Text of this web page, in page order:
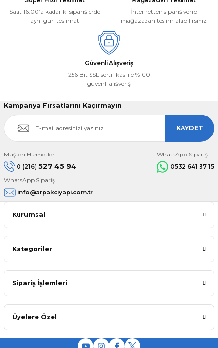
Saat 16:00’a kadar ki siparişlerde
aynı gün teslimat
İnternetten sipariş verip
mağazadan teslim alabilirsiniz
Güvenli Alışveriş
256 Bit SSL sertifikası ile %100
güvenli alışveriş
Kampanya Fırsatlarını Kaçırmayın
KAYDET
Müşteri Hizmetleri
0 (216) 527 45 94
WhatsApp Sipariş
0532 641 37 15
WhatsApp Sipariş
info@arpakciyapi.com.tr
Kurumsal
Kategoriler
Sipariş İşlemleri
Üyelere Özel